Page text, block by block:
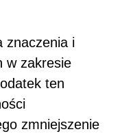
znaczenia i
w zakresie
ten
zmniejszenie